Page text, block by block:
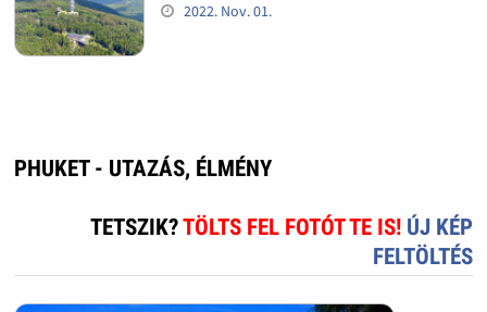
2022. Nov. 01.
PHUKET - UTAZÁS, ÉLMÉNY
TETSZIK?TÖLTS FEL FOTÓT TE IS! ÚJ KÉP
FELTÖLTÉS